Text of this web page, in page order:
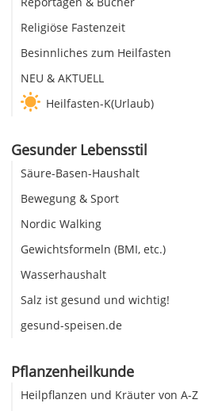
Religiöse Fastenzeit
Besinnliches zum Heilfasten
NEU & AKTUELL
Heilfasten-K(Urlaub)
Gesunder Lebensstil
Säure-Basen-Haushalt
Bewegung & Sport
Nordic Walking
Gewichtsformeln (BMI, etc.)
Wasserhaushalt
Salz ist gesund und wichtig!
gesund-speisen.de
Pflanzenheilkunde
Heilpflanzen und Kräuter von A-Z